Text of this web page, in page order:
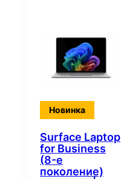
Новинка
Surface Laptop
for Business
(8-е
поколение)